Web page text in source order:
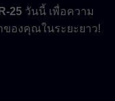
25 วันนี้ เพื่อความ
ของคุณในระยะยาว!